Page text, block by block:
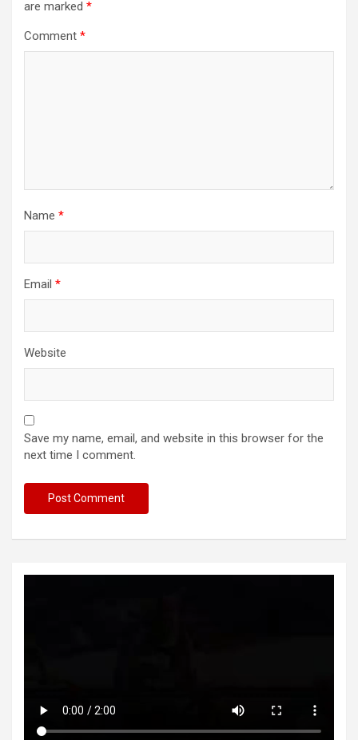
are marked *
Comment *
Name *
Email *
Website
Save my name, email, and website in this browser for the
next time I comment.